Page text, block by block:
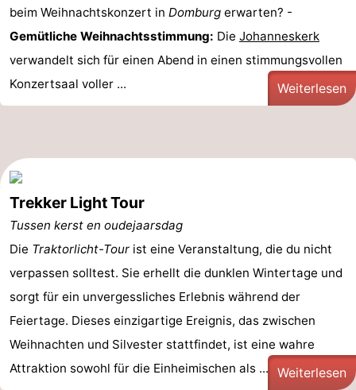
beim Weihnachtskonzert in Domburg erwarten? -
Gemütliche Weihnachtsstimmung: Die Johanneskerk
verwandelt sich für einen Abend in einen stimmungsvollen
Konzertsaal voller ...
Weiterlesen
Trekker Light Tour
Tussen kerst en oudejaarsdag
Die Traktorlicht-Tour ist eine Veranstaltung, die du nicht
verpassen solltest. Sie erhellt die dunklen Wintertage und
sorgt für ein unvergessliches Erlebnis während der
Feiertage. Dieses einzigartige Ereignis, das zwischen
Weihnachten und Silvester stattfindet, ist eine wahre
Attraktion sowohl für die Einheimischen als ...
Weiterlesen